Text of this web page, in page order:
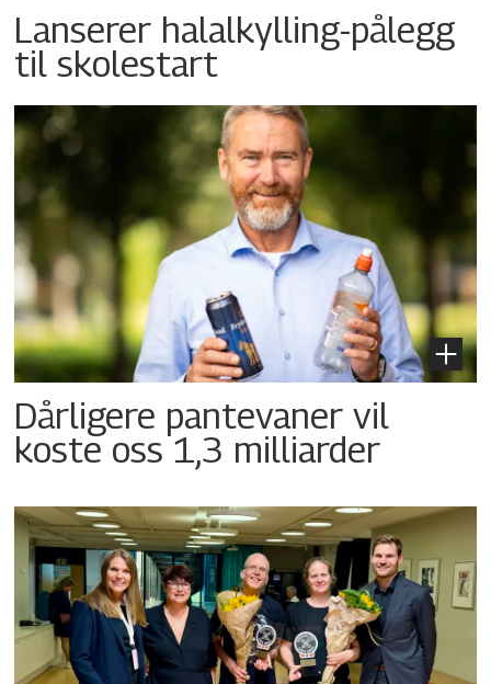
Lanserer halalkylling-­pålegg
til skolestart
Dårligere pantevaner vil
koste oss 1,3 milliarder